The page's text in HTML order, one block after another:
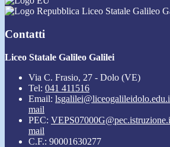
Liceo Statale Galileo
Contatti
Liceo Statale Galileo Galilei
Via C. Frasio, 27 - Dolo (VE)
Tel: 041 411516
Email:
mail
PEC:
mail
C.F.: 90001630277